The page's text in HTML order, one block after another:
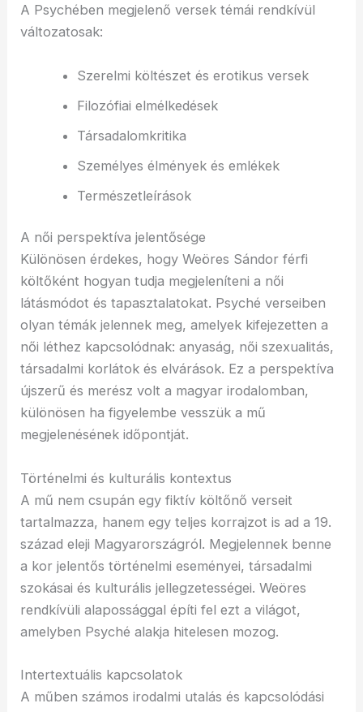
A Psychében megjelenő versek témái rendkívül
változatosak:
Szerelmi költészet és erotikus versek
Filozófiai elmélkedések
Társadalomkritika
Személyes élmények és emlékek
Természetleírások
A női perspektíva jelentősége
Különösen érdekes, hogy Weöres Sándor férfi
költőként hogyan tudja megjeleníteni a női
látásmódot és tapasztalatokat. Psyché verseiben
olyan témák jelennek meg, amelyek kifejezetten a
női léthez kapcsolódnak: anyaság, női szexualitás,
társadalmi korlátok és elvárások. Ez a perspektíva
újszerű és merész volt a magyar irodalomban,
különösen ha figyelembe vesszük a mű
megjelenésének időpontját.
Történelmi és kulturális kontextus
A mű nem csupán egy fiktív költőnő verseit
tartalmazza, hanem egy teljes korrajzot is ad a 19.
század eleji Magyarországról. Megjelennek benne
a kor jelentős történelmi eseményei, társadalmi
szokásai és kulturális jellegzetességei. Weöres
rendkívüli alapossággal építi fel ezt a világot,
amelyben Psyché alakja hitelesen mozog.
Intertextuális kapcsolatok
A műben számos irodalmi utalás és kapcsolódási